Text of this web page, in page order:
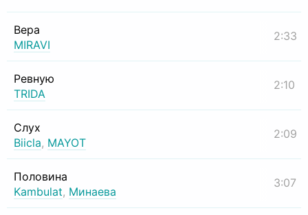
Вера
MIRAVI
2:33
Ревную
TRIDA
2:10
Слух
Biicla, MAYOT
2:09
Половина
Kambulat, Минаева
3:07